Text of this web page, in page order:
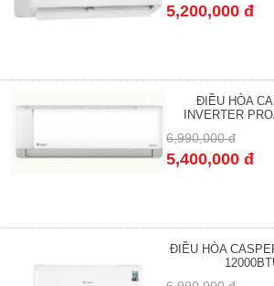
5,200,000 đ
ĐIỀU HÒA
INVERTER
6,990,000 đ
5,400,000 đ
ĐIỀU HÒA